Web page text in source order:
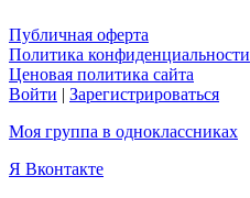
Публичная оферта
Политика конфиденциальности
Ценовая политика сайта
Войти | Зарегистрироваться
Моя группа в одноклассниках
Я Вконтакте